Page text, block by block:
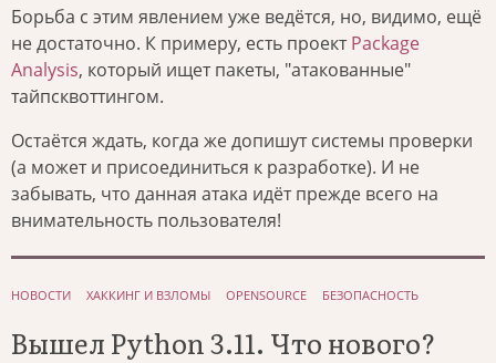
Борьба с этим явлением уже ведётся, но, видимо, ещё
не достаточно. К примеру, есть проектPackage
Analysis, который ищет пакеты, "атакованные"
тайпсквоттингом.
Остаётся ждать, когда же допишут системы проверки
(а может и присоединиться к разработке). И не
забывать, что данная атака идёт прежде всего на
внимательность пользователя!
НОВОСТИ ХАККИНГ И ВЗЛОМЫ OPENSOURCE БЕЗОПАСНОСТЬ
Вышел Python 3.11. Что нового?